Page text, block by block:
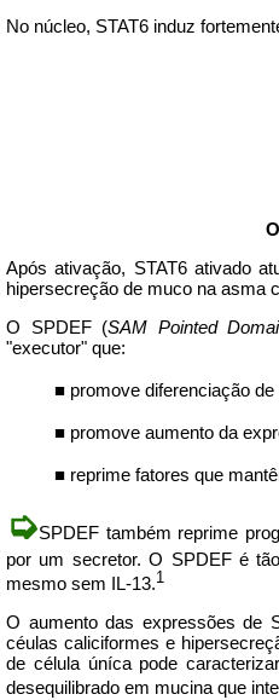
No núcleo, STAT6 induz
Após ativação, STAT6 ativado
hipersecreção de muco na asma
O SPDEF (SAM Pointed
"executor" que:
■ promove diferenciação
■ promove aumento da
■ reprime fatores que
➭SPDEF também reprime
por um secretor. O SPDEF é
mesmo sem IL-13.1
O aumento das expressões de
céulas caliciformes e
de célula úníca pode
desequilibrado em mucina que